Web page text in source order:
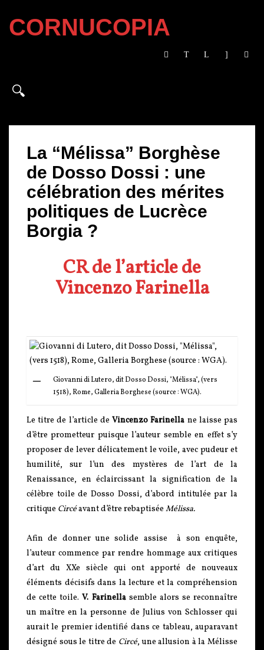
CORNUCOPIA
La “Mélissa” Borghèse
de Dosso Dossi : une
célébration des mérites
politiques de Lucrèce
Borgia ?
CR de l’article de
Vincenzo Farinella
Giovanni di Lutero, dit Dosso Dossi, "Mélissa", (vers
1518), Rome, Galleria Borghese (source : WGA).
Le titre de l’article deVincenzo Farinella ne laisse pas
d’être prometteur puisque l’auteur semble en effet s’y
proposer de lever délicatement le voile, avec pudeur et
humilité, sur l’un des mystères de l’art de la
Renaissance, en éclaircissant la signification de la
célèbre toile de Dosso Dossi, d’abord intitulée par la
critique Circéavant d’être rebaptisée Mélissa.
Afin de donner une solide assise à son enquête,
l’auteur commence par rendre hommage aux critiques
d’art du XXe siècle qui ont apporté de nouveaux
éléments décisifs dans la lecture et la compréhension
de cette toile.V. Farinellasemble alors se reconnaître
un maître en la personne de Julius von Schlosser qui
aurait le premier identifié dans ce tableau, auparavant
désigné sous le titre de Circé, une allusion à la Mélisse